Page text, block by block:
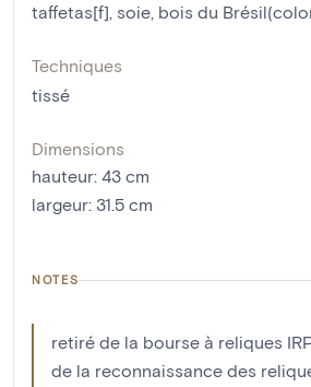
taffetas[f], soie, bois du
Techniques
tissé
Dimensions
hauteur: 43 cm
largeur: 31.5 cm
NOTES
retiré de la bourse à reliques
de la reconnaissance des